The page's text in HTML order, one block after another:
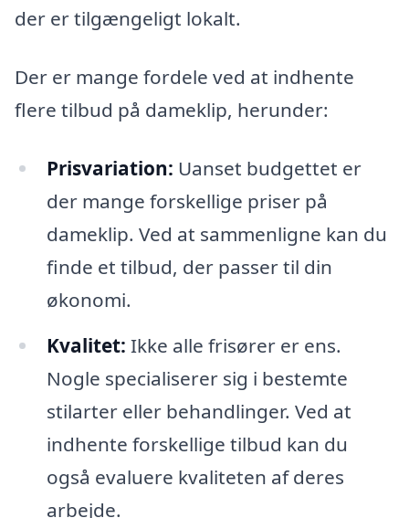
der er tilgængeligt lokalt.
Der er mange fordele ved at indhente
flere tilbud på dameklip, herunder:
Prisvariation: Uanset budgettet er
der mange forskellige priser på
dameklip. Ved at sammenligne kan du
finde et tilbud, der passer til din
økonomi.
Kvalitet: Ikke alle frisører er ens.
Nogle specialiserer sig i bestemte
stilarter eller behandlinger. Ved at
indhente forskellige tilbud kan du
også evaluere kvaliteten af deres
arbejde.